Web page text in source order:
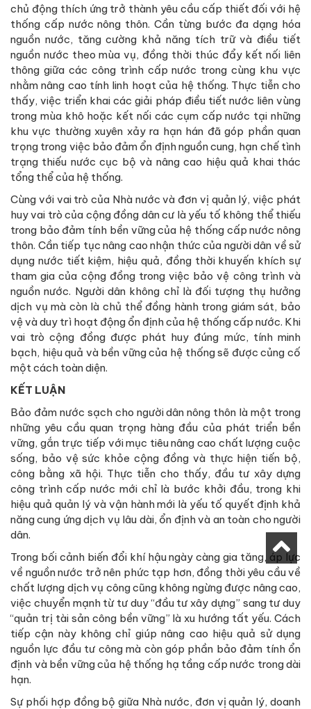
chủ động thích ứng trở thành yêu cầu cấp thiết đối với hệ
thống cấp nước nông thôn. Cần từng bước đa dạng hóa
nguồn nước, tăng cường khả năng tích trữ và điều tiết
nguồn nước theo mùa vụ, đồng thời thúc đẩy kết nối liên
thông giữa các công trình cấp nước trong cùng khu vực
nhằm nâng cao tính linh hoạt của hệ thống. Thực tiễn cho
thấy, việc triển khai các giải pháp điều tiết nước liên vùng
trong mùa khô hoặc kết nối các cụm cấp nước tại những
khu vực thường xuyên xảy ra hạn hán đã góp phần quan
trọng trong việc bảo đảm ổn định nguồn cung, hạn chế tình
trạng thiếu nước cục bộ và nâng cao hiệu quả khai thác
tổng thể của hệ thống.
Cùng với vai trò của Nhà nước và đơn vị quản lý, việc phát
huy vai trò của cộng đồng dân cư là yếu tố không thể thiếu
trong bảo đảm tính bền vững của hệ thống cấp nước nông
thôn. Cần tiếp tục nâng cao nhận thức của người dân về sử
dụng nước tiết kiệm, hiệu quả, đồng thời khuyến khích sự
tham gia của cộng đồng trong việc bảo vệ công trình và
nguồn nước. Người dân không chỉ là đối tượng thụ hưởng
dịch vụ mà còn là chủ thể đồng hành trong giám sát, bảo
vệ và duy trì hoạt động ổn định của hệ thống cấp nước. Khi
vai trò cộng đồng được phát huy đúng mức, tính minh
bạch, hiệu quả và bền vững của hệ thống sẽ được củng cố
một cách toàn diện.
KẾT LUẬN
Bảo đảm nước sạch cho người dân nông thôn là một trong
những yêu cầu quan trọng hàng đầu của phát triển bền
vững, gắn trực tiếp với mục tiêu nâng cao chất lượng cuộc
sống, bảo vệ sức khỏe cộng đồng và thực hiện tiến bộ,
công bằng xã hội. Thực tiễn cho thấy, đầu tư xây dựng
công trình cấp nước mới chỉ là bước khởi đầu, trong khi
hiệu quả quản lý và vận hành mới là yếu tố quyết định khả
năng cung ứng dịch vụ lâu dài, ổn định và an toàn cho người
dân.
Trong bối cảnh biến đổi khí hậu ngày càng gia tăng, áp lực
về nguồn nước trở nên phức tạp hơn, đồng thời yêu cầu về
chất lượng dịch vụ công cũng không ngừng được nâng cao,
việc chuyển mạnh từ tư duy “đầu tư xây dựng” sang tư duy
“quản trị tài sản công bền vững” là xu hướng tất yếu. Cách
tiếp cận này không chỉ giúp nâng cao hiệu quả sử dụng
nguồn lực đầu tư công mà còn góp phần bảo đảm tính ổn
định và bền vững của hệ thống hạ tầng cấp nước trong dài
hạn.
Sự phối hợp đồng bộ giữa Nhà nước, đơn vị quản lý, doanh